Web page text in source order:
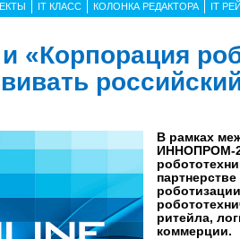
IT КЛАСС КОЛОНКА РЕДАКТОРА IT
«Корпорация
В рамках
ИННОПРОМ-
ритейла,
коммерции.